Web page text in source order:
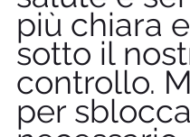
più chiara e
sotto il
controllo.
per